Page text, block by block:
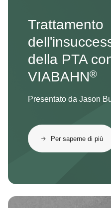
Trattamento
della PTA
VIABAHN®
Presentato da Jason
Per saperne di più
Image